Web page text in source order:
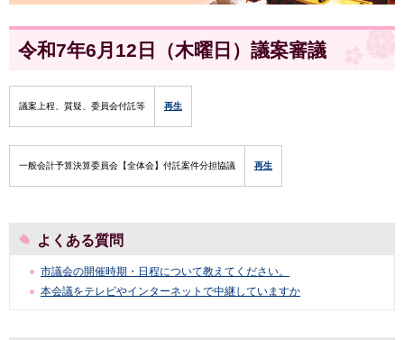
令和7年6月12日（木曜日）議案審議
議案上程、質疑、委員会付託等 再生
一般会計予算決算委員会【全体会】付託案件分担協議 再生
よくある質問
市議会の開催時期・日程について教えてください。
本会議をテレビやインターネットで中継していますか